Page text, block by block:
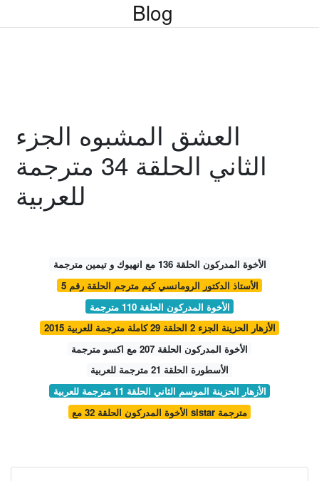
Blog
العشق المشبوه الجزء
الثاني الحلقة 34 مترجمة
للعربية
الأخوة المدركون الحلقة 136 مع انهيوك و تيمين مترجمة
الأستاذ الدكتور الرومانسي كيم مترجم الحلقة رقم 5
الأخوة المدركون الحلقة 110 مترجمة
الأزهار الحزينة الجزء 2 الحلقة 29 كاملة مترجمة للعربية 2015
الأخوة المدركون الحلقة 207 مع اكسو مترجمة
الأسطورة الحلقة 21 مترجمة للعربية
الأزهار الحزينة الموسم الثاني الحلقة 11 مترجمة للعربية
الأخوة المدركون الحلقة 32 مع sistar مترجمة